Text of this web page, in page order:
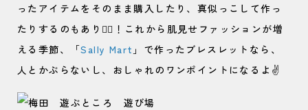
ったアイテムをそのまま購入したり、真似っこして作っ
たりするのもあり🙆‍♀️！これから肌見せファッションが増
える季節、「Sally Mart 」で作ったブレスレットなら、
人とかぶらないし、おしゃれのワンポイントになるよ✌️